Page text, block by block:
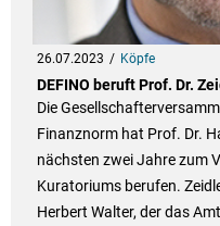
26.07.2023 Köpfe
DEFINO beruft Prof. Dr.
Die
Finanznorm hat Prof. Dr.
nächsten zwei Jahre zum
Kuratoriums berufen.
Herbert Walter, der das